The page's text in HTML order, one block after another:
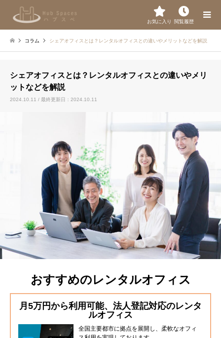
お気に入り 閲覧履歴
コラム シェアオフィスとは？レンタルオフィスとの違いやメリットなどを解説
シェアオフィスとは？レンタルオフィスとの違いやメリ
ットなどを解説
2024.10.11 / 最終更新日：2024.10.11
おすすめのレンタルオフィス
月5万円から利用可能、法人登記対応のレンタ
ルオフィス
全国主要都市に拠点を展開し、柔軟なオフィ